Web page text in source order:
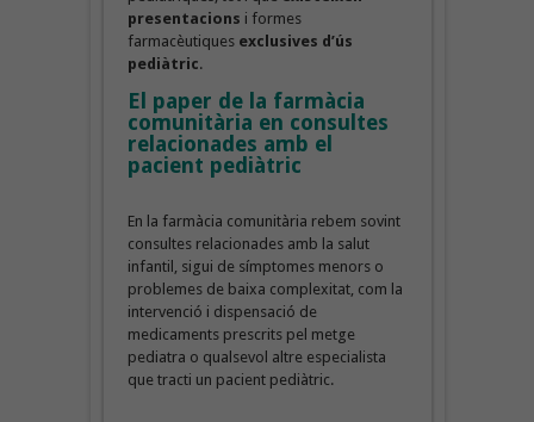
presentacions i formes
farmacèutiques exclusives d’ús
pediàtric.
El paper de la farmàcia
comunitària en consultes
relacionades amb el
pacient pediàtric
En la farmàcia comunitària rebem sovint
consultes relacionades amb la salut
infantil, sigui de símptomes menors o
problemes de baixa complexitat, com la
intervenció i dispensació de
medicaments prescrits pel metge
pediatra o qualsevol altre especialista
que tracti un pacient pediàtric.